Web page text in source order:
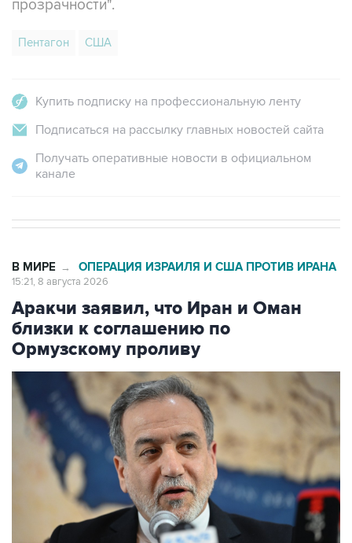
Пентагон США
Подписаться на рассылку главных новостей сайта
Получать оперативные новости в официальном
Аракчи заявил, что Иран и Оман
близки к соглашению по
Ормузскому проливу
Фото: Arun Kumar/ The India Today Group via Getty Images